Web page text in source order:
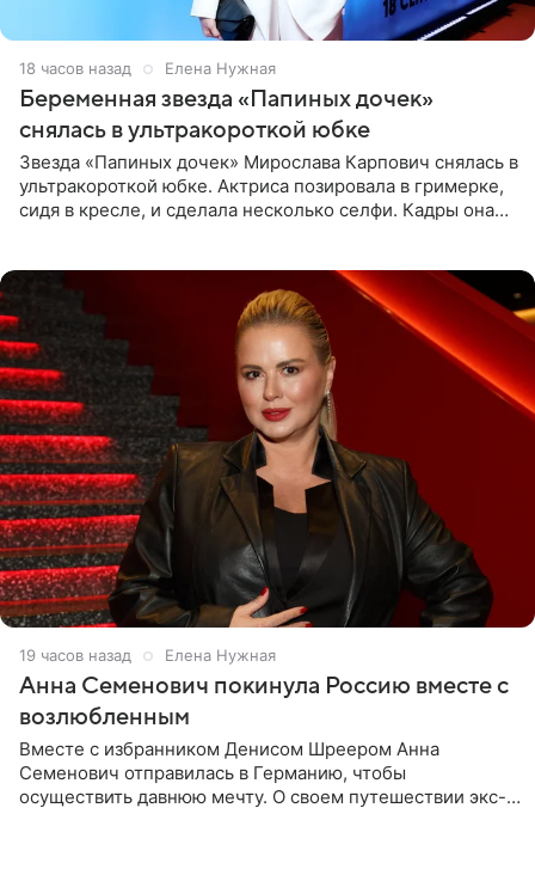
18 часов назад Елена Нужная
Беременная звезда «Папиных дочек»
снялась в ультракороткой юбке
Звезда «Папиных дочек» Мирослава Карпович снялась в
ультракороткой юбке. Актриса позировала в гримерке,
сидя в кресле, и сделала несколько селфи. Кадры она
19 часов назад Елена Нужная
Анна Семенович покинула Россию вместе с
возлюбленным
Вместе с избранником Денисом Шреером Анна
Семенович отправилась в Германию, чтобы
осуществить давнюю мечту. О своем путешествии экс-